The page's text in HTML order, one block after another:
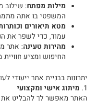
מילות מפתח: שילוב
המשפטי בו אתה
מטא תיאורים
עמוד, כדי לשפר את
מהירות טעינה: אתר
החיפוש ומציע
יתרונות בבניית אתר ייעודי
1. מיתוג אישי ומקצועי
האתר מאפשר לך להבליט את